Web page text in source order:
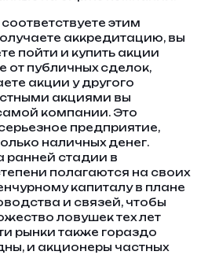
этим
аккредитацию, вы
пойти и купить акции
от публичных сделок,
акции у другого
акциями вы
компании. Это
предприятие,
наличных денег.
ранней стадии в
полагаются на своих
капиталу в плане
и связей, чтобы
ловушек тех лет
рынки также гораздо
и акционеры частных